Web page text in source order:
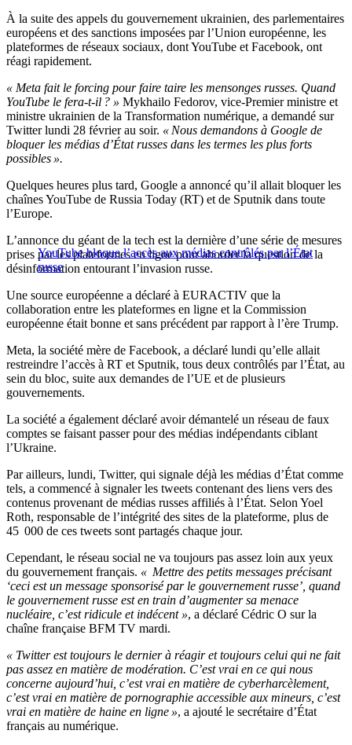
À la suite des appels du gouvernement ukrainien, des parlementaires
européens et des sanctions imposées par l’Union européenne, les
plateformes de réseaux sociaux, dont YouTube et Facebook, ont
réagi rapidement.
« Meta fait le forcing pour faire taire les mensonges russes. Quand
YouTube le fera-t-il ? » Mykhailo Fedorov, vice-Premier ministre et
ministre ukrainien de la Transformation numérique, a demandé sur
Twitter lundi 28 février au soir. « Nous demandons à Google de
bloquer les médias d’État russes dans les termes les plus forts
possibles ».
Quelques heures plus tard, Google a annoncé qu’il allait bloquer les
chaînes YouTube de Russia Today (RT) et de Sputnik dans toute
l’Europe.
YouTube bloque l’accès aux médias contrôlés par l’État
russe
L’annonce du géant de la tech est la dernière d’une série de mesures
prises par les plateformes en ligne pour aborder la question de la
désinformation entourant l’invasion russe.
Une source européenne a déclaré à EURACTIV que la
collaboration entre les plateformes en ligne et la Commission
européenne était bonne et sans précédent par rapport à l’ère Trump.
Meta, la société mère de Facebook, a déclaré lundi qu’elle allait
restreindre l’accès à RT et Sputnik, tous deux contrôlés par l’État, au
sein du bloc, suite aux demandes de l’UE et de plusieurs
gouvernements.
La société a également déclaré avoir démantelé un réseau de faux
comptes se faisant passer pour des médias indépendants ciblant
l’Ukraine.
Par ailleurs, lundi, Twitter, qui signale déjà les médias d’État comme
tels, a commencé à signaler les tweets contenant des liens vers des
contenus provenant de médias russes affiliés à l’État. Selon Yoel
Roth, responsable de l’intégrité des sites de la plateforme, plus de
45 000 de ces tweets sont partagés chaque jour.
Cependant, le réseau social ne va toujours pas assez loin aux yeux
du gouvernement français. « Mettre des petits messages précisant
‘ceci est un message sponsorisé par le gouvernement russe’, quand
le gouvernement russe est en train d’augmenter sa menace
nucléaire, c’est ridicule et indécent », a déclaré Cédric O sur la
chaîne française BFM TV mardi.
« Twitter est toujours le dernier à réagir et toujours celui qui ne fait
pas assez en matière de modération. C’est vrai en ce qui nous
concerne aujourd’hui, c’est vrai en matière de cyberharcèlement,
c’est vrai en matière de pornographie accessible aux mineurs, c’est
vrai en matière de haine en ligne », a ajouté le secrétaire d’État
français au numérique.